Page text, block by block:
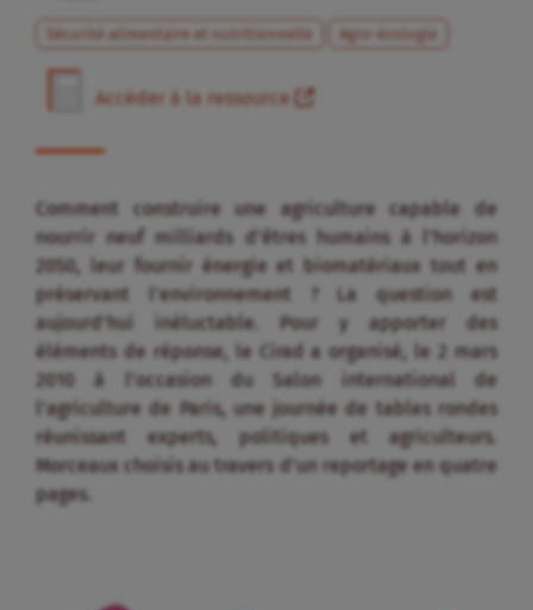
Sécurité alimentaire et nutritionnelle Agro-écologie
Accéder à la ressource
Comment construire une agriculture capable de
nourrir neuf milliards d’êtres humains à l’horizon
2050, leur fournir énergie et biomatériaux tout en
préservant l’environnement ? La question est
aujourd’hui inéluctable. Pour y apporter des
éléments de réponse, le Cirad a organisé, le 2 mars
2010 à l’occasion du Salon international de
l’agriculture de Paris, une journée de tables rondes
réunissant experts, politiques et agriculteurs.
Morceaux choisis au travers d’un reportage en quatre
pages.